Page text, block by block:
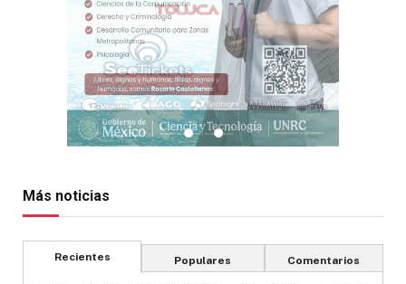
Más noticias
Recientes Populares Comentarios